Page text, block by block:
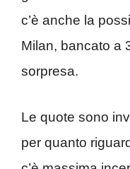
c’è anche la
Milan, bancato a
sorpresa.
Le quote sono
per quanto